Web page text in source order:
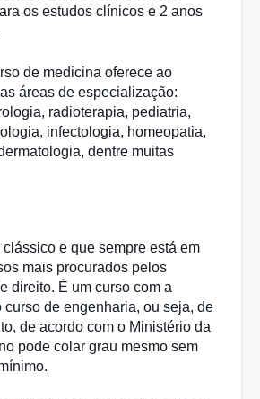
os estudos clínicos e 2 anos
de medicina oferece ao
áreas de especialização:
radioterapia, pediatria,
infectologia, homeopatia,
dentre muitas
e que sempre está em
mais procurados pelos
direito. É um curso com a
curso de engenharia, ou seja, de
de acordo com o Ministério da
pode colar grau mesmo sem